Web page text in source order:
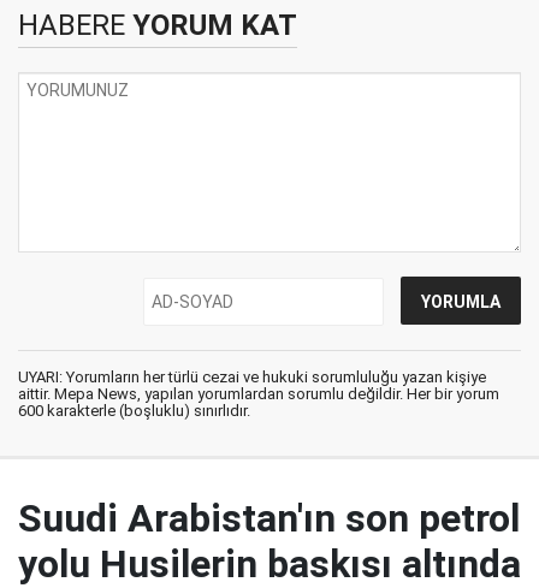
HABERE YORUM KAT
UYARI: Yorumların her türlü cezai ve hukuki sorumluluğu yazan kişiye
aittir. Mepa News, yapılan yorumlardan sorumlu değildir. Her bir yorum
600 karakterle (boşluklu) sınırlıdır.
Suudi Arabistan'ın son petrol
yolu Husilerin baskısı altında